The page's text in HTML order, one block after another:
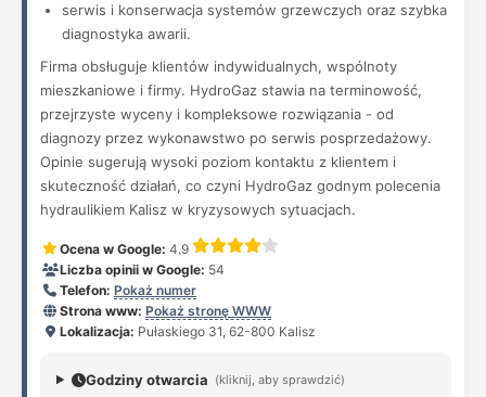
serwis i konserwacja systemów grzewczych oraz szybka
diagnostyka awarii.
Firma obsługuje klientów indywidualnych, wspólnoty
mieszkaniowe i firmy. HydroGaz stawia na terminowość,
przejrzyste wyceny i kompleksowe rozwiązania - od
diagnozy przez wykonawstwo po serwis posprzedażowy.
Opinie sugerują wysoki poziom kontaktu z klientem i
skuteczność działań, co czyni HydroGaz godnym polecenia
hydraulikiem Kalisz w kryzysowych sytuacjach.
Ocena w Google: 4.9
Liczba opinii w Google: 54
Telefon: Pokaż numer
Strona www: Pokaż stronę WWW
Lokalizacja: Pułaskiego 31, 62-800 Kalisz
Godziny otwarcia (kliknij, aby sprawdzić)